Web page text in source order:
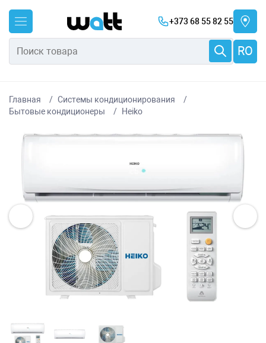
+373 68 55 82 55
RO
Главная
Системы кондиционирования
Бытовые кондиционеры
Heiko